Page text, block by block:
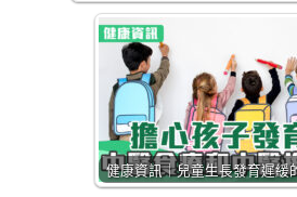
健康資訊｜兒童生長發育遲緩